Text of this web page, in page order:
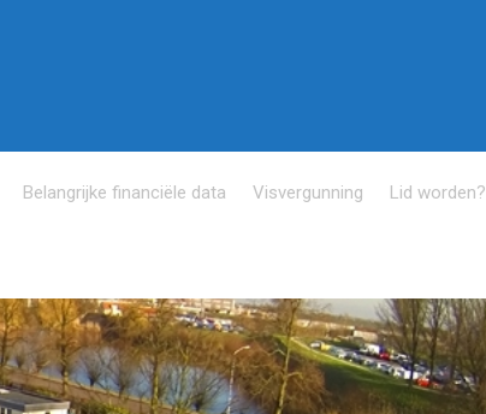
Belangrijke financiële data Visvergunning Lid worden?